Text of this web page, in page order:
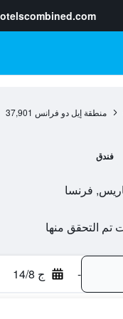
منطقة إيل دو فرانس 37,901
فندق
- ج 14/8